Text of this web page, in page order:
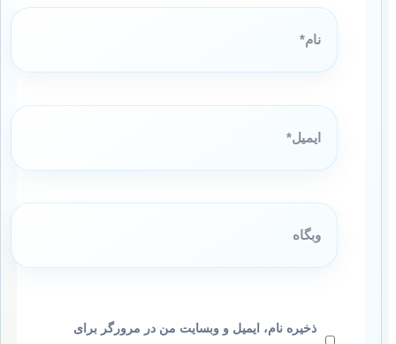
نام*
ایمیل*
وبگاه
ذخیره نام، ایمیل و وبسایت من در مرورگر برای